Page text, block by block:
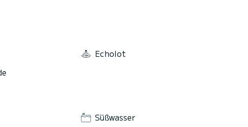
Echolot
Süßwasser